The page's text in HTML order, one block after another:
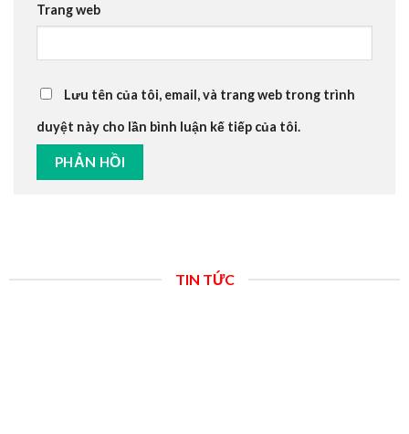
Trang web
Lưu tên của tôi, email, và trang web trong trình
duyệt này cho lần bình luận kế tiếp của tôi.
TIN TỨC